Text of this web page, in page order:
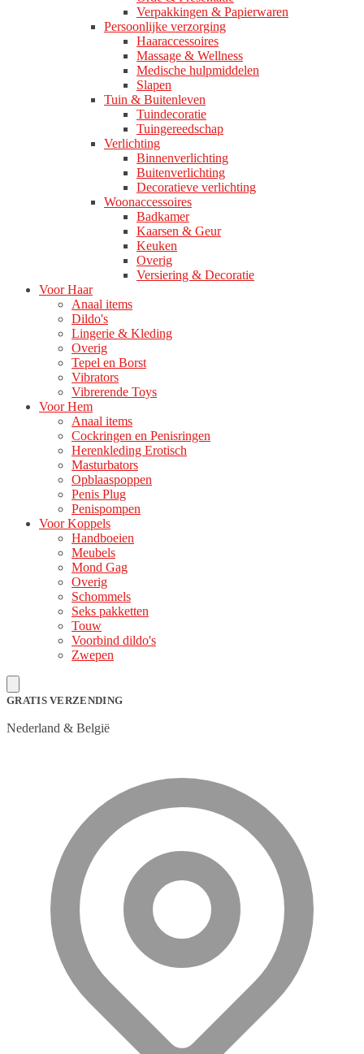
Verpakkingen & Papierwaren
Persoonlijke verzorging
Haaraccessoires
Massage & Wellness
Medische hulpmiddelen
Slapen
Tuin & Buitenleven
Tuindecoratie
Tuingereedschap
Verlichting
Binnenverlichting
Buitenverlichting
Decoratieve verlichting
Woonaccessoires
Badkamer
Kaarsen & Geur
Keuken
Overig
Versiering & Decoratie
Voor Haar
Anaal items
Dildo's
Lingerie & Kleding
Overig
Tepel en Borst
Vibrators
Vibrerende Toys
Voor Hem
Anaal items
Cockringen en Penisringen
Herenkleding Erotisch
Masturbators
Opblaaspoppen
Penis Plug
Penispompen
Voor Koppels
Handboeien
Meubels
Mond Gag
Overig
Schommels
Seks pakketten
Touw
Voorbind dildo's
Zwepen
GRATIS VERZENDING
Nederland & België